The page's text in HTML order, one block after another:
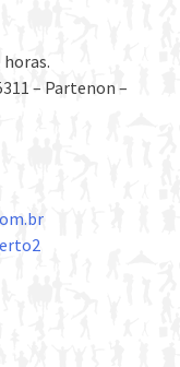
– Partenon –